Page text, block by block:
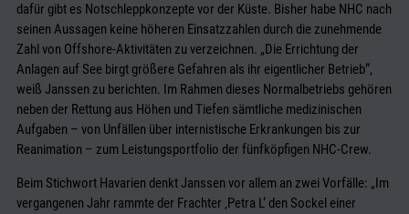
dafür gibt es Notschleppkonzepte vor der Küste. Bisher habe NHC nach
seinen Aussagen keine höheren Einsatzzahlen durch die zunehmende
Zahl von Offshore-Aktivitäten zu verzeichnen. „Die Errichtung der
Anlagen auf See birgt größere Gefahren als ihr eigentlicher Betrieb“,
weiß Janssen zu berichten. Im Rahmen dieses Normalbetriebs gehören
neben der Rettung aus Höhen und Tiefen sämtliche medizinischen
Aufgaben – von Unfällen über internistische Erkrankungen bis zur
Reanimation – zum Leistungsportfolio der fünfköpfigen NHC-Crew.
Beim Stichwort Havarien denkt Janssen vor allem an zwei Vorfälle: „Im
vergangenen Jahr rammte der Frachter ‚Petra L‘ den Sockel einer